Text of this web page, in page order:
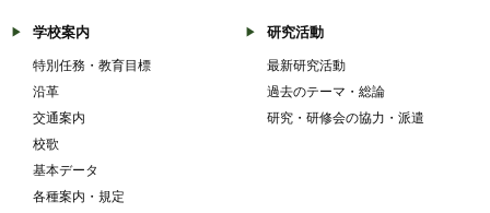
学校案内
特別任務・教育目標
沿革
交通案内
校歌
基本データ
各種案内・規定
研究活動
最新研究活動
過去のテーマ・総論
研究・研修会の協力・派遣